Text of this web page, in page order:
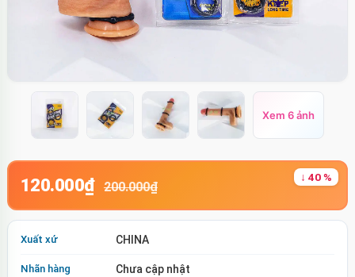
Xem 6 ảnh
120.000₫ 200.000₫
↓ 40 %
Xuất xứ CHINA
Nhãn hàng Chưa cập nhật